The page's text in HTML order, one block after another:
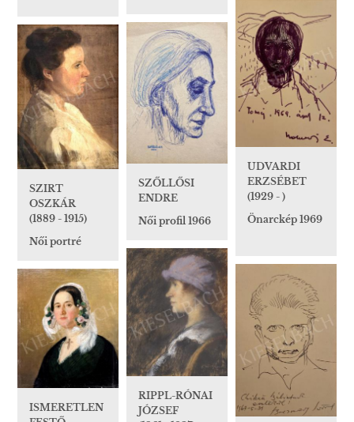
UDVARDI
ERZSÉBET
(1929 - )
Önarckép 1969
SZŐLLŐSI
ENDRE
Női profil 1966
SZIRT
OSZKÁR
(1889 - 1915)
Női portré
RIPPL-RÓNAI
JÓZSEF
ISMERETLEN